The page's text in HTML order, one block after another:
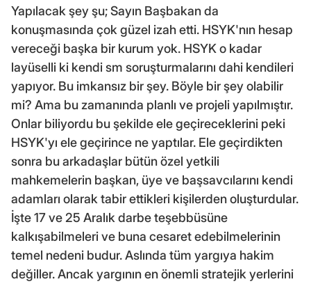
Yapılacak şey şu; Sayın Başbakan da
konuşmasında çok güzel izah etti. HSYK'nın hesap
vereceği başka bir kurum yok. HSYK o kadar
layüselli ki kendi sm soruşturmalarını dahi kendileri
yapıyor. Bu imkansız bir şey. Böyle bir şey olabilir
mi? Ama bu zamanında planlı ve projeli yapılmıştır.
Onlar biliyordu bu şekilde ele geçireceklerini peki
HSYK'yı ele geçirince ne yaptılar. Ele geçirdikten
sonra bu arkadaşlar bütün özel yetkili
mahkemelerin başkan, üye ve başsavcılarını kendi
adamları olarak tabir ettikleri kişilerden oluşturdular.
İşte 17 ve 25 Aralık darbe teşebbüsüne
kalkışabilmeleri ve buna cesaret edebilmelerinin
temel nedeni budur. Aslında tüm yargıya hakim
değiller. Ancak yargının en önemli stratejik yerlerini